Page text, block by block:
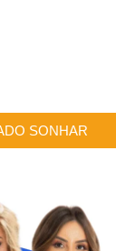
SONHAR